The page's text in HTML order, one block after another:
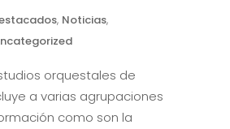
, Noticias,
orquestales de
a varias agrupaciones
como son la